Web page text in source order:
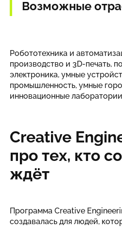
Возможные
Робототехника и
производство и 3D-печать,
электроника, умные
промышленность, умные
инновационные
Creative
про тех, кто
ждёт
Программа Creative
создавалась для людей,